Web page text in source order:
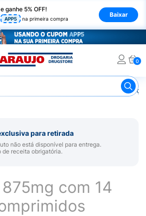
ganhe 5% OFF!
APP5 na primeira compra
Baixar
0
Remédios para Alergias e
para retirada
não está disponível para entrega.
de receita obrigatória.
com 14